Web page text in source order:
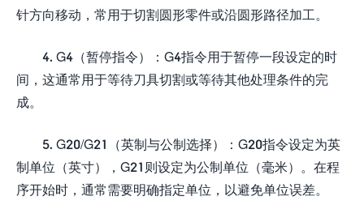
针方向移动，常用于切割圆形零件或沿圆形路径加工。
4. G4（暂停指令）：G4指令用于暂停一段设定的时
间，这通常用于等待刀具切割或等待其他处理条件的完
成。
5. G20/G21（英制与公制选择）：G20指令设定为英
制单位（英寸），G21则设定为公制单位（毫米）。在程
序开始时，通常需要明确指定单位，以避免单位误差。